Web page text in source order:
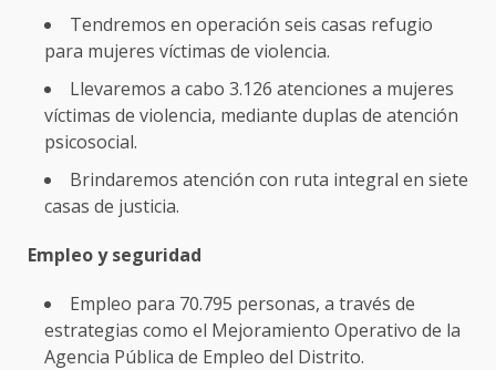
Tendremos en operación seis casas refugio
para mujeres víctimas de violencia.
Llevaremos a cabo 3.126 atenciones a mujeres
víctimas de violencia, mediante duplas de atención
psicosocial.
Brindaremos atención con ruta integral en siete
casas de justicia.
Empleo y seguridad
Empleo para 70.795 personas, a través de
estrategias como el Mejoramiento Operativo de la
Agencia Pública de Empleo del Distrito.